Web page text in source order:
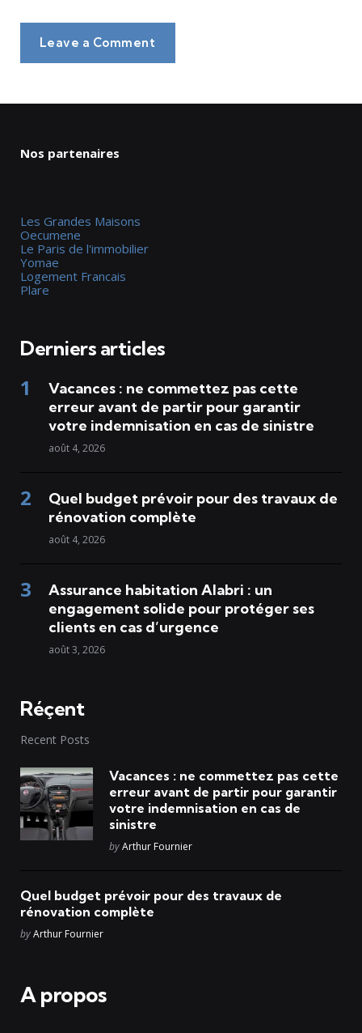
Leave a Comment
Nos partenaires
Les Grandes Maisons
Oecumene
Le Paris de l'immobilier
Yomae
Logement Francais
Plare
Derniers articles
Vacances : ne commettez pas cette
erreur avant de partir pour garantir
votre indemnisation en cas de sinistre
août 4, 2026
Quel budget prévoir pour des travaux de
rénovation complète
août 4, 2026
Assurance habitation Alabri : un
engagement solide pour protéger ses
clients en cas d’urgence
août 3, 2026
Réçent
Recent Posts
Vacances : ne commettez pas cette
erreur avant de partir pour garantir
votre indemnisation en cas de
sinistre
Posted
byArthur Fournier
Quel budget prévoir pour des travaux de
rénovation complète
Posted
byArthur Fournier
A propos